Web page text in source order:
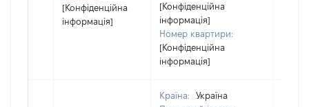
[Конфіденційна
інформація]
[Конфіденційна
інформація]
Номер квартири:
[Конфіденційна
інформація]
Країна:
Україна